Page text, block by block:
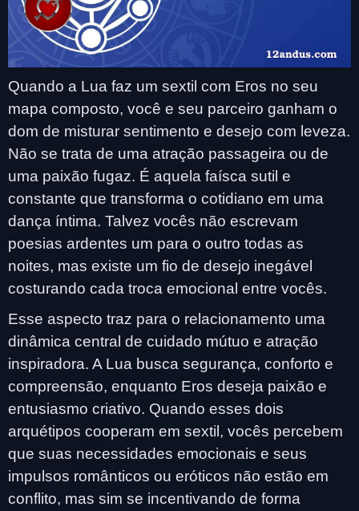
Quando a Lua faz um sextil com Eros no seu
mapa composto, você e seu parceiro ganham o
dom de misturar sentimento e desejo com leveza.
Não se trata de uma atração passageira ou de
uma paixão fugaz. É aquela faísca sutil e
constante que transforma o cotidiano em uma
dança íntima. Talvez vocês não escrevam
poesias ardentes um para o outro todas as
noites, mas existe um fio de desejo inegável
costurando cada troca emocional entre vocês.
Esse aspecto traz para o relacionamento uma
dinâmica central de cuidado mútuo e atração
inspiradora. A Lua busca segurança, conforto e
compreensão, enquanto Eros deseja paixão e
entusiasmo criativo. Quando esses dois
arquétipos cooperam em sextil, vocês percebem
que suas necessidades emocionais e seus
impulsos românticos ou eróticos não estão em
conflito, mas sim se incentivando de forma